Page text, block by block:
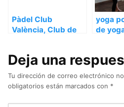
Pàdel Club
València, Club de
Valencia
yoga
de
Deja una
Tu dirección de correo electrónico
obligatorios están marcados con *